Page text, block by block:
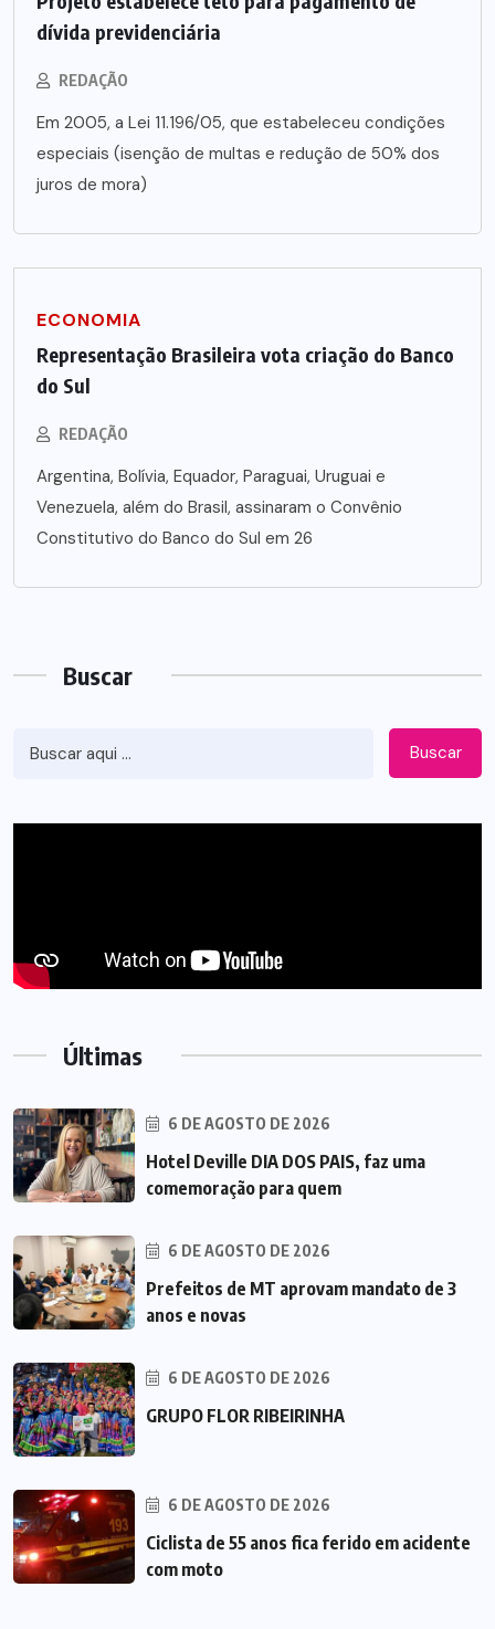
dívida previdenciária
REDAÇÃO
Em 2005, a Lei 11.196/05, que estabeleceu condições
especiais (isenção de multas e redução de 50% dos
juros de mora)
ECONOMIA
Representação Brasileira vota criação do Banco
do Sul
REDAÇÃO
Argentina, Bolívia, Equador, Paraguai, Uruguai e
Venezuela, além do Brasil, assinaram o Convênio
Constitutivo do Banco do Sul em 26
Buscar
Buscar
Últimas
6 DE AGOSTO DE 2026
Hotel Deville DIA DOS PAIS, faz uma
comemoração para quem
6 DE AGOSTO DE 2026
Prefeitos de MT aprovam mandato de 3
anos e novas
6 DE AGOSTO DE 2026
GRUPO FLOR RIBEIRINHA
6 DE AGOSTO DE 2026
Ciclista de 55 anos fica ferido em acidente
com moto